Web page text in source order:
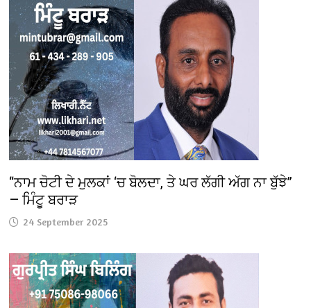
“ਨਾਮ ਚੋਟੀ ਦੇ ਮੁਲਕਾਂ ‘ਚ ਬੋਲਦਾ, ਤੇ ਘਰ ਲੱਗੀ ਅੱਗ ਨਾ ਬੁੱਝੇ”
— ਮਿੰਟੂ ਬਰਾੜ
24 September 2025